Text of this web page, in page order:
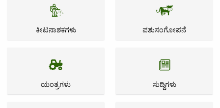
ಕೀಟನಾಶಕಗಳು ಪಶುಸಂಗೋಪನೆ
ಯಂತ್ರಗಳು ಸುದ್ದಿಗಳು